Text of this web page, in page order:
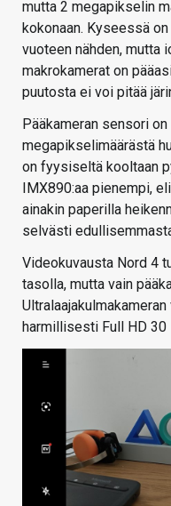
mutta 2 megapikselin
kokonaan. Kyseessä
vuoteen nähden, mutta
makrokamerat on
puutosta ei voi pitää
Pääkameran sensori
megapikselimäärästä
on fyysiseltä kooltaan
IMX890:aa pienempi,
ainakin paperilla
selvästi
Videokuvausta Nord 4
tasolla, mutta vain
harmillisesti Full HD 30